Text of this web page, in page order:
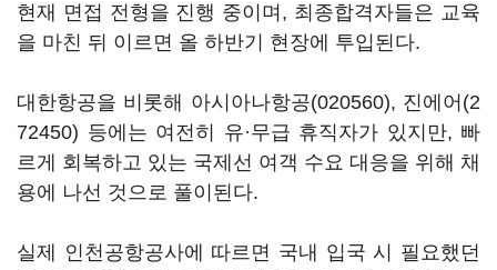
현재 면접 전형을 진행 중이며, 최종합격자들은 교육
을 마친 뒤 이르면 올 하반기 현장에 투입된다.
대한항공을 비롯해 아시아나항공(020560), 진에어(2
72450) 등에는 여전히 유·무급 휴직자가 있지만, 빠
르게 회복하고 있는 국제선 여객 수요 대응을 위해 채
용에 나선 것으로 풀이된다.
실제 인천공항공사에 따르면 국내 입국 시 필요했던